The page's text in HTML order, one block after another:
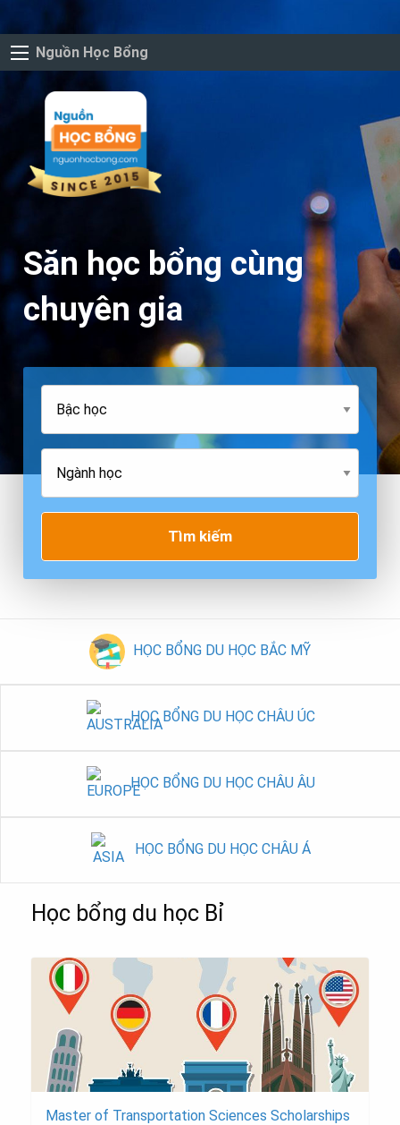
Nguồn Học Bổng
Săn học bổng cùng
chuyên gia
Tìm kiếm
HỌC BỔNG DU HỌC BẮC MỸ
HỌC BỔNG DU HỌC CHÂU ÚC
HỌC BỔNG DU HỌC CHÂU ÂU
HỌC BỔNG DU HỌC CHÂU Á
Học bổng du học Bỉ
Master of Transportation Sciences Scholarships